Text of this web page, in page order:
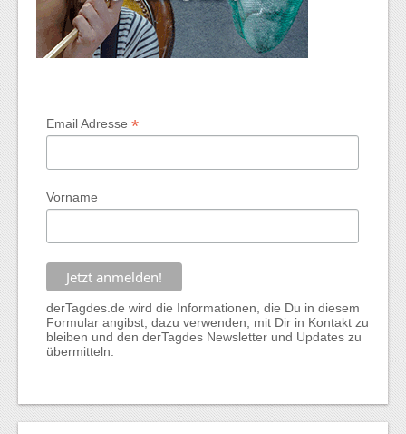
Email Adresse*
Vorname
derTagdes.de wird die Informationen, die Du in diesem
Formular angibst, dazu verwenden, mit Dir in Kontakt zu
bleiben und den derTagdes Newsletter und Updates zu
übermitteln.